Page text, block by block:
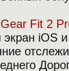
Fit 2
iOS